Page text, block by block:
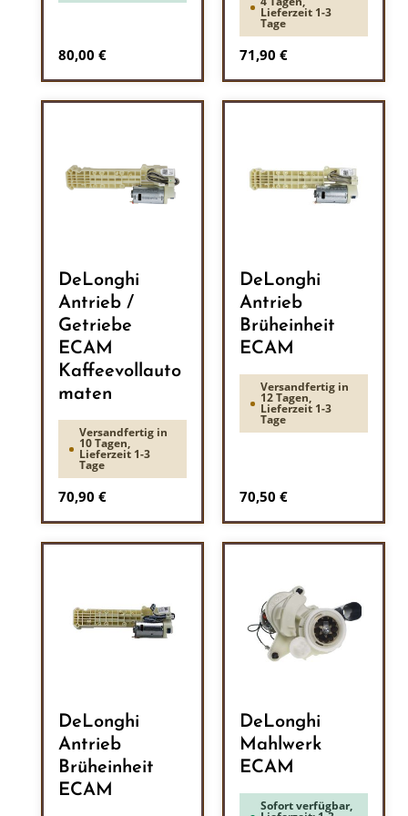
Regulärer Preis:
80,00 €
Lieferzeit 1-3
Tage
Regulärer Preis:
71,90 €
DeLonghi
Antrieb /
Getriebe
ECAM
Kaffeevollauto
maten
Versandfertig in
10 Tagen,
Lieferzeit 1-3
Tage
Regulärer Preis:
70,90 €
DeLonghi
Antrieb
Brüheinheit
ECAM
Versandfertig in
12 Tagen,
Lieferzeit 1-3
Tage
Regulärer Preis:
70,50 €
DeLonghi
Antrieb
Brüheinheit
ECAM
DeLonghi
Mahlwerk
ECAM
Sofort verfügbar,